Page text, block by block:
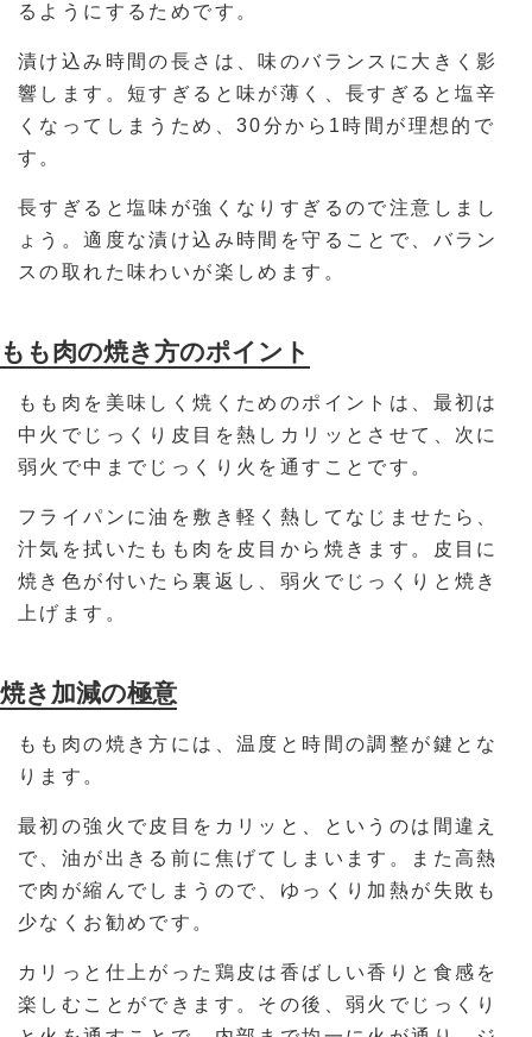
るようにするためです。
漬け込み時間の長さは、味のバランスに大きく影
響します。短すぎると味が薄く、長すぎると塩辛
くなってしまうため、30分から1時間が理想的で
す。
長すぎると塩味が強くなりすぎるので注意しまし
ょう。適度な漬け込み時間を守ることで、バラン
スの取れた味わいが楽しめます。
もも肉の焼き方のポイント
もも肉を美味しく焼くためのポイントは、最初は
中火でじっくり皮目を熱しカリッとさせて、次に
弱火で中までじっくり火を通すことです。
フライパンに油を敷き軽く熱してなじませたら、
汁気を拭いたもも肉を皮目から焼きます。皮目に
焼き色が付いたら裏返し、弱火でじっくりと焼き
上げます。
焼き加減の極意
もも肉の焼き方には、温度と時間の調整が鍵とな
ります。
最初の強火で皮目をカリッと、というのは間違え
で、油が出きる前に焦げてしまいます。また高熱
で肉が縮んでしまうので、ゆっくり加熱が失敗も
少なくお勧めです。
カリっと仕上がった鶏皮は香ばしい香りと食感を
楽しむことができます。その後、弱火でじっくり